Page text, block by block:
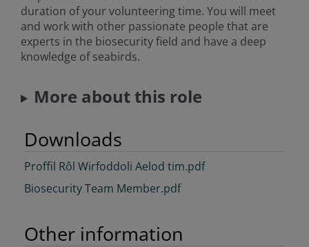
duration of your volunteering time. You will meet
and work with other passionate people that are
experts in the biosecurity field and have a deep
knowledge of seabirds.
More about this role
Downloads
Proffil Rôl Wirfoddoli Aelod tim.pdf
Biosecurity Team Member.pdf
Other information